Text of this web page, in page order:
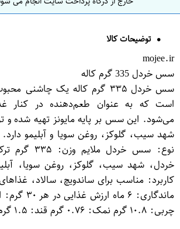
توضیحات کالا
mojee.ir
سس خردل 335 گرم کاله
سس خردل ۳۳۵ گرم کاله یک
است که به عنوان طعم‌دهنده در کنار
می‌شود. این سس بر پایه مایونز تهیه شده و
شهد سیب، گلوکز، روغن سویا و آبلیمو
نوع: سس خردل
خردل، شهد سیب، گلوکز، روغن سویا،
کاربرد: مناسب برای ساندویچ، سالاد،
چربی: ۱۰.۸ گرم نمک: ۰.۷۶ گرم قند: ۱.۵ گرم